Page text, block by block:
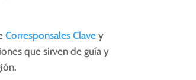
Corresponsales Clave y
que sirven de guía y